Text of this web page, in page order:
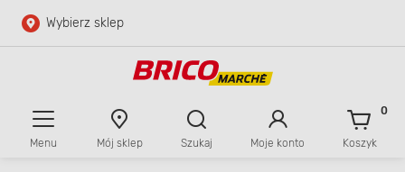
Przejdź do głównej zawartości
Wybierz sklep
Menu Mój sklep Szukaj Moje konto Koszyk
0